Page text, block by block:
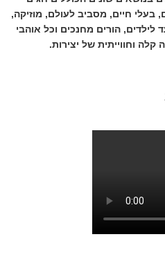
בעלי חיים, מסביב לעולם, מוזיקה,
לילדים, הורים מחנכים וכל אוהבי
קלה וחווייתית של יצירות.